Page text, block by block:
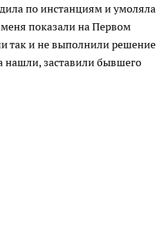
по инстанциям и умоляла
показали на Первом
так и не выполнили решение
нашли, заставили бывшего